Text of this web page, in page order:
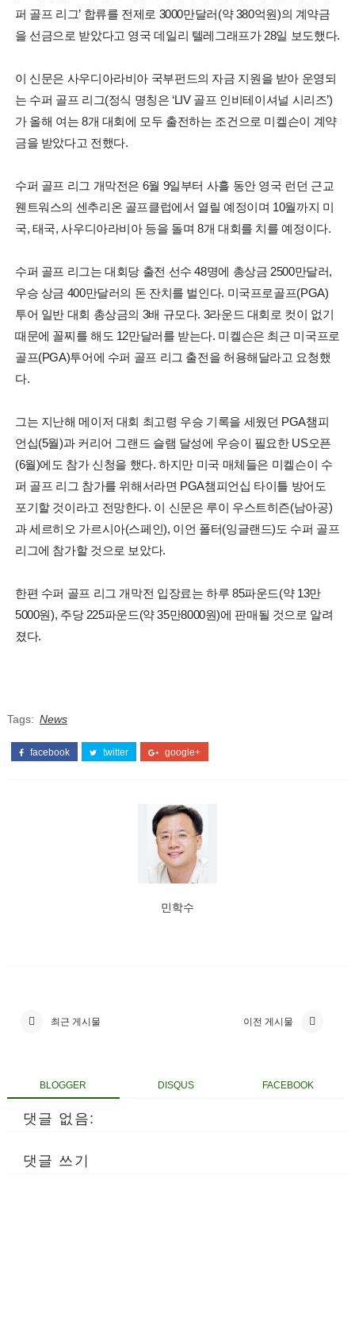
퍼 골프 리그’ 합류를 전제로 3000만달러(약 380억원)의 계약금
을 선금으로 받았다고 영국 데일리 텔레그래프가 28일 보도했다.
이 신문은 사우디아라비아 국부펀드의 자금 지원을 받아 운영되
는 수퍼 골프 리그(정식 명칭은 ‘LIV 골프 인비테이셔널 시리즈’)
가 올해 여는 8개 대회에 모두 출전하는 조건으로 미켈슨이 계약
금을 받았다고 전했다.
수퍼 골프 리그 개막전은 6월 9일부터 사흘 동안 영국 런던 근교
웬트워스의 센추리온 골프클럽에서 열릴 예정이며 10월까지 미
국, 태국, 사우디아라비아 등을 돌며 8개 대회를 치를 예정이다.
수퍼 골프 리그는 대회당 출전 선수 48명에 총상금 2500만달러,
우승 상금 400만달러의 돈 잔치를 벌인다. 미국프로골프(PGA)
투어 일반 대회 총상금의 3배 규모다. 3라운드 대회로 컷이 없기
때문에 꼴찌를 해도 12만달러를 받는다. 미켈슨은 최근 미국프로
골프(PGA)투어에 수퍼 골프 리그 출전을 허용해달라고 요청했
다.
그는 지난해 메이저 대회 최고령 우승 기록을 세웠던 PGA챔피
언십(5월)과 커리어 그랜드 슬램 달성에 우승이 필요한 US오픈
(6월)에도 참가 신청을 했다. 하지만 미국 매체들은 미켈슨이 수
퍼 골프 리그 참가를 위해서라면 PGA챔피언십 타이틀 방어도
포기할 것이라고 전망한다. 이 신문은 루이 우스트히즌(남아공)
과 세르히오 가르시아(스페인), 이언 폴터(잉글랜드)도 수퍼 골프
리그에 참가할 것으로 보았다.
한편 수퍼 골프 리그 개막전 입장료는 하루 85파운드(약 13만
5000원), 주당 225파운드(약 35만8000원)에 판매될 것으로 알려
졌다.
Tags: News
facebook twitter google+
민학수
최근 게시물 이전 게시물
BLOGGER DISQUS FACEBOOK
댓글 없음:
댓글 쓰기